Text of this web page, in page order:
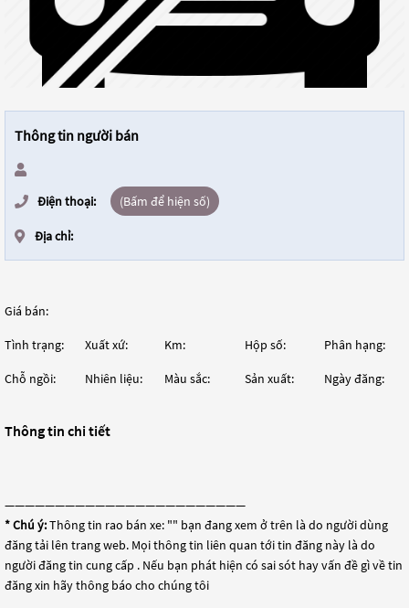
Thông tin người bán
Điện thoại: (Bấm để hiện số)
Địa chỉ:
Giá bán:
Tình trạng: Xuất xứ: Km: Hộp số: Phân hạng:
Chỗ ngồi: Nhiên liệu: Màu sắc: Sản xuất: Ngày đăng:
Thông tin chi tiết
————————————————————————
* Chú ý:Thông tin rao bán xe: "" bạn đang xem ở trên là do người dùng
đăng tải lên trang web. Mọi thông tin liên quan tới tin đăng này là do
người đăng tin cung cấp . Nếu bạn phát hiện có sai sót hay vấn đề gì về tin
đăng xin hãy thông báo cho chúng tôi